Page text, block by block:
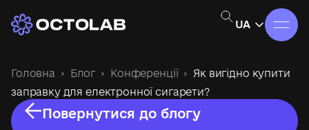
UA
Повернутися до блогу
Головна Блог Конференції
Як вигідно купити
заправку для електронної сигарети?